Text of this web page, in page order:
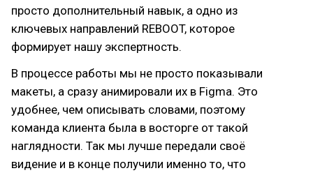
просто дополнительный навык, а одно из
ключевых направлений REBOOT, которое
формирует нашу экспертность.
В процессе работы мы не просто показывали
макеты, а сразу анимировали их в Figma. Это
удобнее, чем описывать словами, поэтому
команда клиента была в восторге от такой
наглядности. Так мы лучше передали своё
видение и в конце получили именно то, что